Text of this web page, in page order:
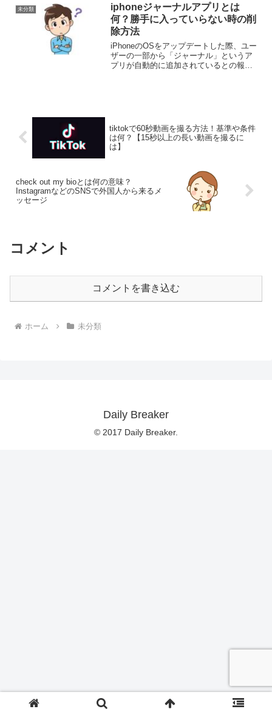
『弁護士法人木村国際法律事務所』から
届くメールについてです。こ...
未分類
iphoneジャーナルアプリとは
何？勝手に入っていらない時の削
除方法
iPhoneのOSをアップデートした際、ユー
ザーの一部から「ジャーナル」というア
プリが自動的に追加されているとの報告
tiktokで60秒動画を撮る方法！基準や条件
は何？【15秒以上の長い動画を撮るに
は】
check out my bioとは何の意味？
InstagramなどのSNSで外国人から来るメ
ッセージ
コメント
コメントを書き込む
ホーム 未分類
Daily Breaker
© 2017 Daily Breaker.